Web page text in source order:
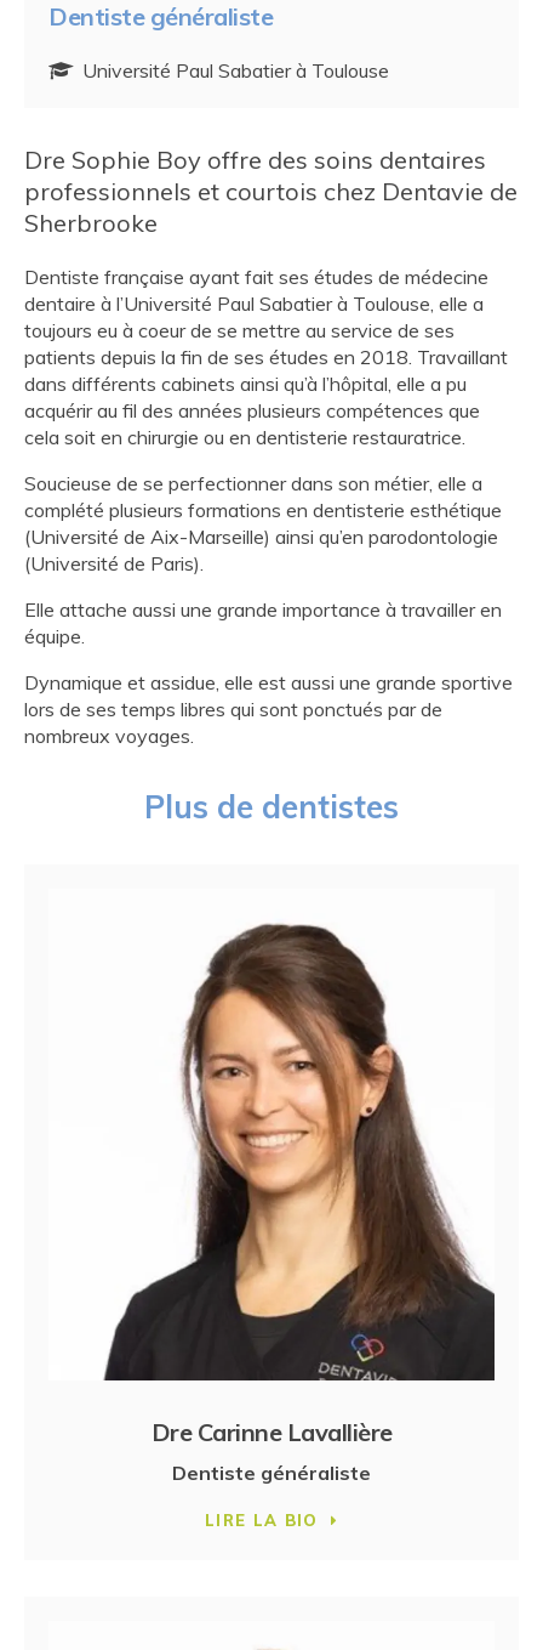
Dentiste généraliste
Université Paul Sabatier à Toulouse
Dre Sophie Boy offre des soins dentaires
professionnels et courtois chez Dentavie de
Sherbrooke
Dentiste française ayant fait ses études de médecine
dentaire à l’Université Paul Sabatier à Toulouse, elle a
toujours eu à coeur de se mettre au service de ses
patients depuis la fin de ses études en 2018. Travaillant
dans différents cabinets ainsi qu’à l’hôpital, elle a pu
acquérir au fil des années plusieurs compétences que
cela soit en chirurgie ou en dentisterie restauratrice.
Soucieuse de se perfectionner dans son métier, elle a
complété plusieurs formations en dentisterie esthétique
(Université de Aix-Marseille) ainsi qu’en parodontologie
(Université de Paris).
Elle attache aussi une grande importance à travailler en
équipe.
Dynamique et assidue, elle est aussi une grande sportive
lors de ses temps libres qui sont ponctués par de
nombreux voyages.
Plus de dentistes
Dre Carinne Lavallière
Dentiste généraliste
LIRE LA BIO